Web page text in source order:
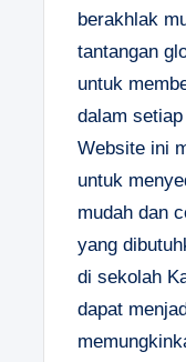
berakhlak
tantangan
untuk
dalam
Website ini
untuk
mudah dan
yang
di sekolah
dapat